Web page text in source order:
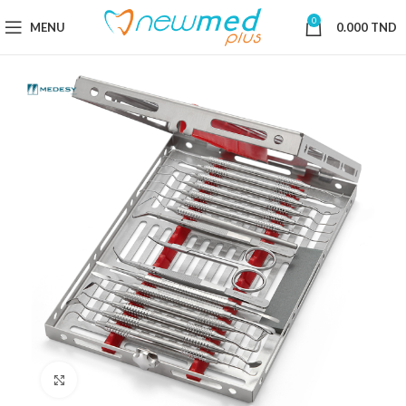
MENU 0 0.000 TND
Cliquez pour agrandir